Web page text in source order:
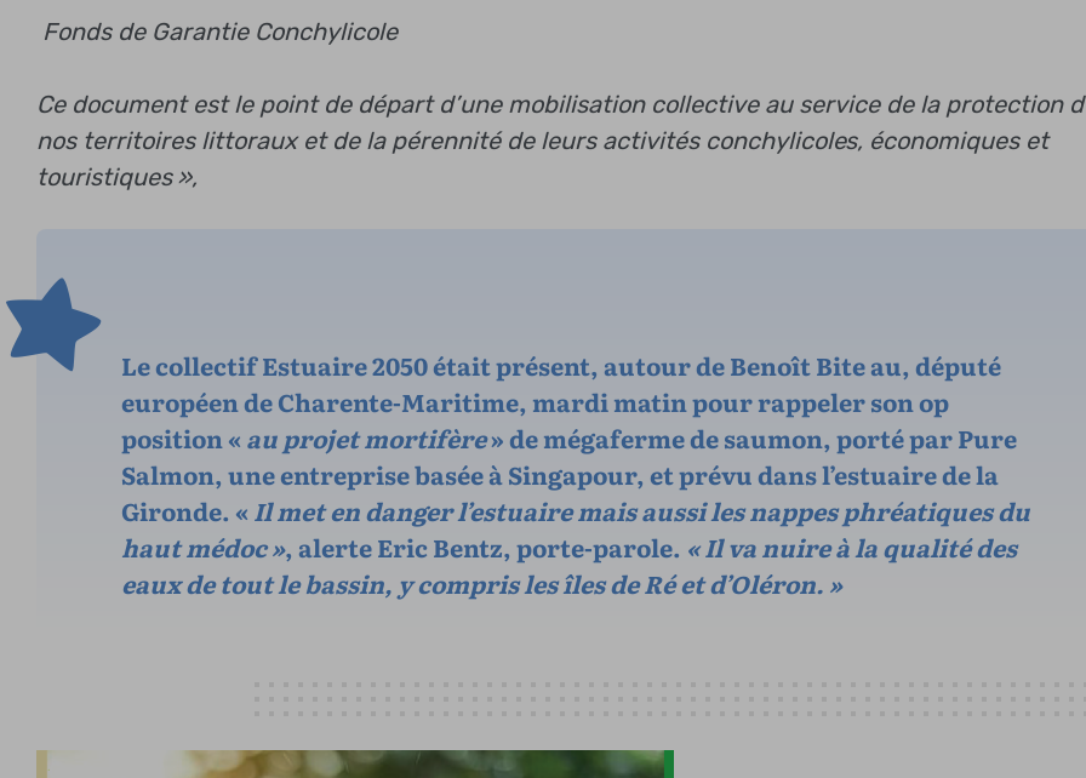
Fonds de Garantie Conchylicole
Ce document est le point de départ d’une mobilisation collective au service de la protection
nos territoires littoraux et de la pérennité de leurs activités conchylicoles, économiques et
touristiques »,
Le collectif Estuaire 2050 était présent, autour de Benoît Bite au, député
européen de Charente-Maritime, mardi matin pour rappeler son op
position « au projet mortifère» de mégaferme de saumon, porté par Pure
Salmon, une entreprise basée à Singapour, et prévu dans l’estuaire de la
Gironde. « Il met en danger l’estuaire mais aussi les nappes phréatiques du
haut médoc », alerte Eric Bentz, porte-parole. « Il va nuire à la qualité des
eaux de tout le bassin, y compris les îles de Ré et d’Oléron. »